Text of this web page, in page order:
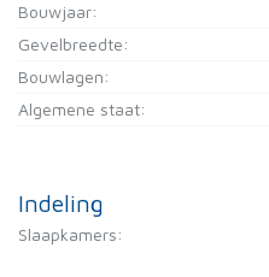
Bouwjaar:
Gevelbreedte:
Bouwlagen:
Algemene staat:
Indeling
Slaapkamers: